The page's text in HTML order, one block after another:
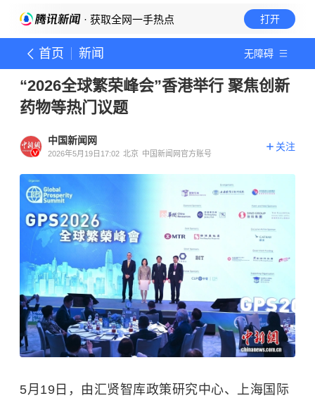
· 获取全网一手热点 打开
首页 新闻 无障碍
“2026全球繁荣峰会”香港举行 聚焦创新
药物等热门议题
中国新闻网
2026年5月19日17:02 北京 中国新闻网官方账号
关注
5月19日，由汇贤智库政策研究中心、上海国际